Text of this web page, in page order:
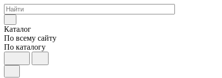
Каталог
По всему сайту
По каталогу